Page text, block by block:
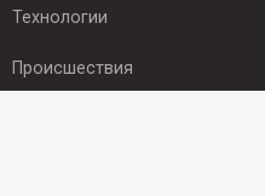
Технологии
Происшествия